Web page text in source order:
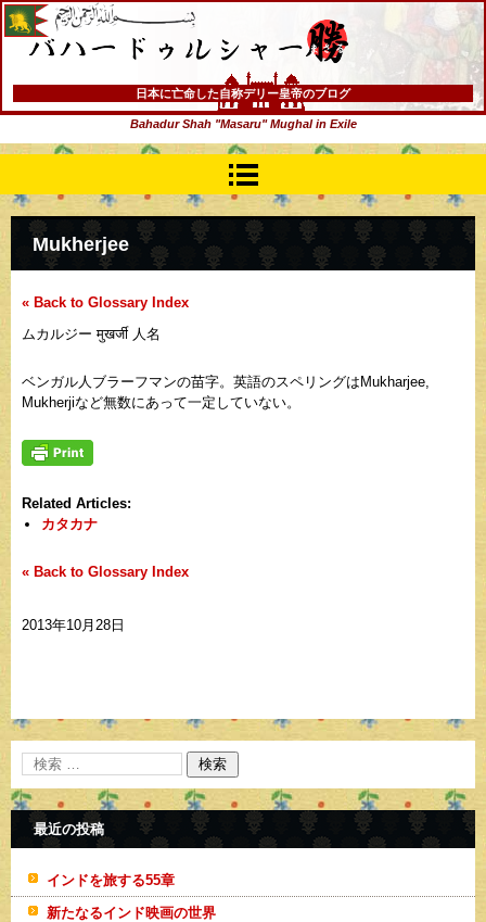
バハードゥルシャー勝(まさる)
日本に亡命した自称デリー皇帝のブログ
Bahadur Shah "Masaru" Mughal in Exile
Mukherjee
« Back to Glossary Index
ムカルジー मुखर्जी 人名
ベンガル人ブラーフマンの苗字。英語のスペリングはMukharjee,
Mukherjiなど無数にあって一定していない。
Related Articles:
カタカナ
« Back to Glossary Index
2013年10月28日
最近の投稿
インドを旅する55章
新たなるインド映画の世界